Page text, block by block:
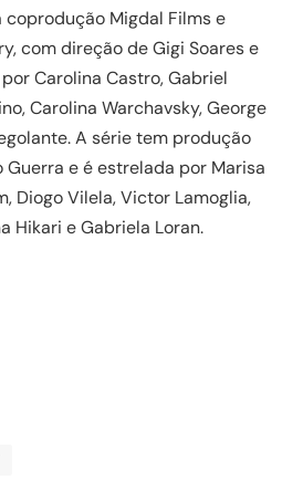
coprodução Migdal Films e
com direção de Gigi Soares e
Carolina Castro, Gabriel
Carolina Warchavsky, George
A série tem produção
e é estrelada por Marisa
Diogo Vilela, Victor Lamoglia,
Hikari e Gabriela Loran.